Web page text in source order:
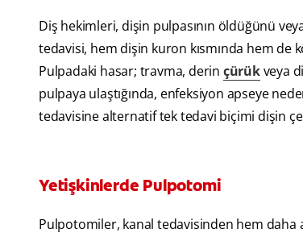
Diş hekimleri, dişin pulpasının öldüğünü
tedavisi, hem dişin kuron kısmında hem de
Pulpadaki hasar; travma, derin çürükveya
pulpaya ulaştığında, enfeksiyon apseye
tedavisine alternatif tek tedavi biçimi dişin
Yetişkinlerde Pulpotomi
Pulpotomiler, kanal tedavisinden hem daha